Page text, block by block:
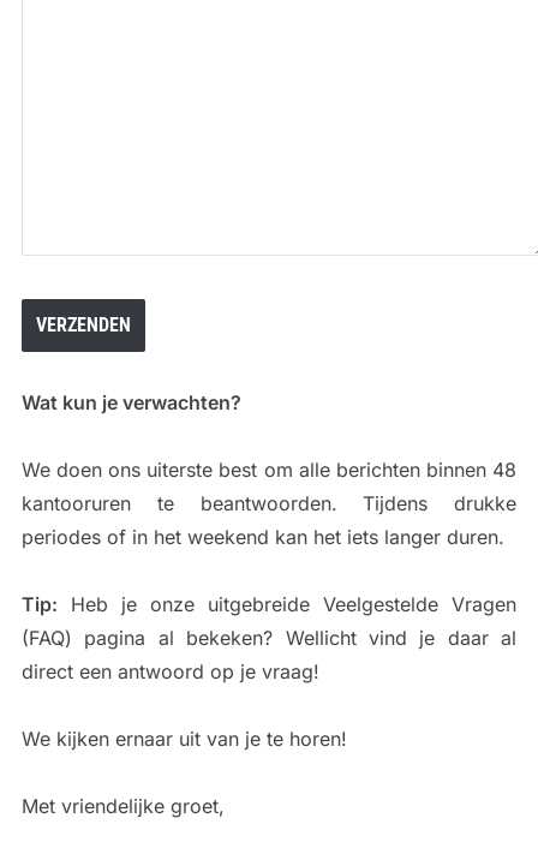
Wat kun je verwachten?
We doen ons uiterste best om alle berichten binnen 48
kantooruren te beantwoorden. Tijdens drukke
periodes of in het weekend kan het iets langer duren.
Tip: Heb je onze uitgebreide Veelgestelde Vragen
(FAQ) pagina al bekeken? Wellicht vind je daar al
direct een antwoord op je vraag!
We kijken ernaar uit van je te horen!
Met vriendelijke groet,